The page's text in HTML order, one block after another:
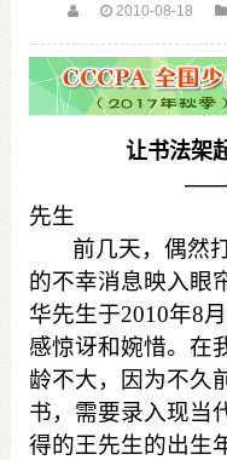
2010-08-18
让书法架
先生
前几天，偶然
的不幸消息映入眼
华先生于2010年8月
感惊讶和婉惜。在
龄不大，因为不久
书，需要录入现当
得的王先生的出生